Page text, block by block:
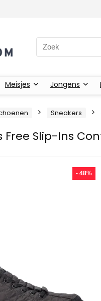
Zoeken naar:
Meisjes Jongens
Sneakers
Free Slip-Ins
- 48%